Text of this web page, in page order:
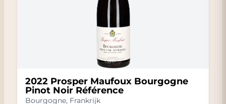
2022 Prosper Maufoux Bourgogne
Pinot Noir Référence
Bourgogne, Frankrijk